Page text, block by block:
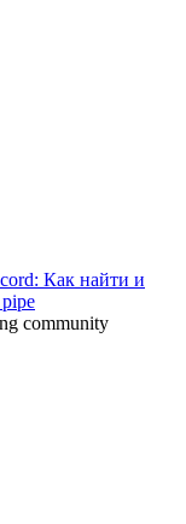
Как найти и
community